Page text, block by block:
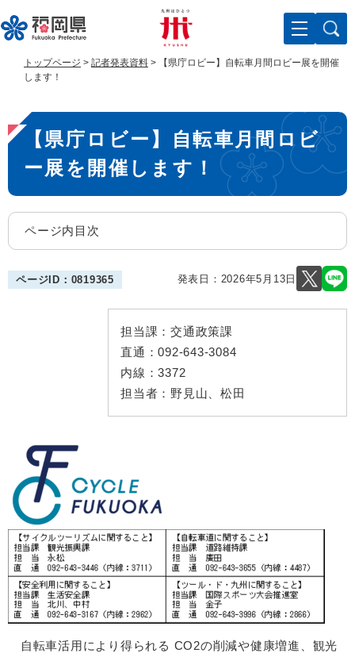
ー
ジ
す
。
ニ
ュ
し
て
へ
トップページ > 記者発表資料 >
【県庁ロビー】自転車月間ロビー展を開催
します！
本
文
【県庁ロビー】自転車月間ロビ
ー展を開催します！
ページ内目次
ページID：0819365 発表日： 2026年5月13日
担当課： 交通政策課
直通：092-643-3084
内線：3372
担当者： 野見山、松田
自転車活用により得られる CO2の削減や健康増進、観光